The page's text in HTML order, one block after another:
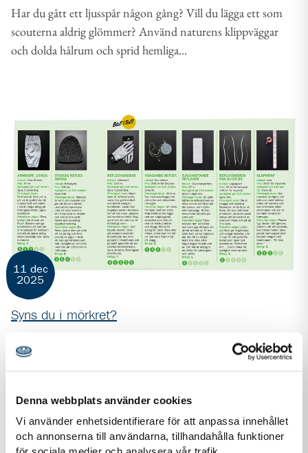
Denna webbplats använder cookies
Vi använder enhetsidentifierare för att anpassa innehållet
och annonserna till användarna, tillhandahålla funktioner
Har du gått ett ljusspår någon gång? Vill du lägga ett som
scouterna aldrig glömmer? Använd naturens klippväggar
och dolda hålrum och sprid hemliga...
11 dec
2025
Syns du i mörkret?
Reglerna är enkla: En reflex ska synas från en bil med
halvljus på 125 meters avstånd. Testpatrullen i Lycksele
provade om det stämmer. Nu vet de att...